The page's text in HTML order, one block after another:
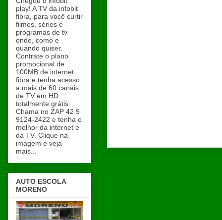
play! A TV da infobit
fibra, para você curtir
filmes, séries e
programas de tv
onde, como e
quando quiser.
Contrate o plano
promocional de
100MB de internet
fibra e tenha acesso
a mais de 60 canais
de TV em HD
totalmente grátis.
Chama no ZAP 42 9
9124-2422 e tenha o
melhor da internet e
da TV. Clique na
imagem e veja
mais...
AUTO ESCOLA
MORENO